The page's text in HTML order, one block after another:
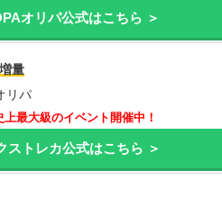
オリパ公式はこちら ＞
量
リパ
上最大級のイベント開催中！
ストレカ公式はこちら ＞